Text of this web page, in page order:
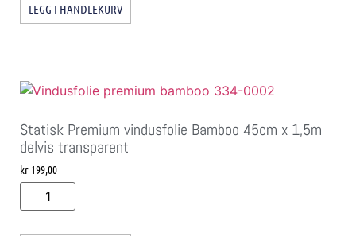
LEGG I HANDLEKURV
Statisk Premium vindusfolie Bamboo 45cm x 1,5m
delvis transparent
kr 199,00